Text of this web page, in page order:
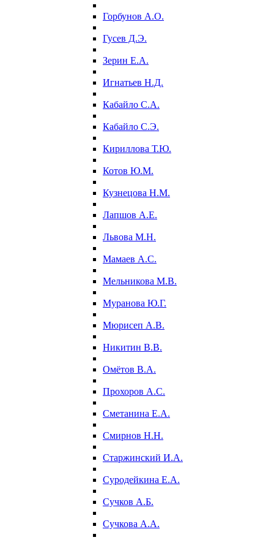
Горбунов А.О.
Гусев Д.Э.
Зерин Е.А.
Игнатьев Н.Д.
Кабайло С.А.
Кабайло С.Э.
Кириллова Т.Ю.
Котов Ю.М.
Кузнецова Н.М.
Лапшов А.Е.
Львова М.Н.
Мамаев А.С.
Мельникова М.В.
Муранова Ю.Г.
Мюрисеп А.В.
Никитин В.В.
Омётов В.А.
Прохоров А.С.
Сметанина Е.А.
Смирнов Н.Н.
Старжинский И.А.
Суродейкина Е.А.
Сучков А.Б.
Сучкова А.А.